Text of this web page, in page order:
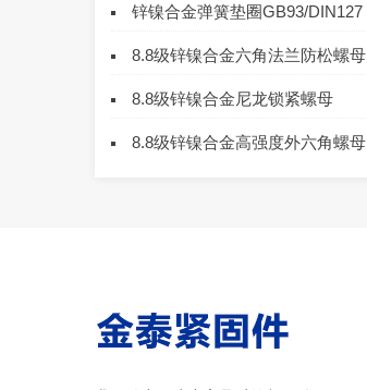
锌镍合金弹簧垫圈GB93/DIN127
8.8级锌镍合金六角法兰防松螺母
8.8级锌镍合金尼龙锁紧螺母
8.8级锌镍合金高强度外六角螺母